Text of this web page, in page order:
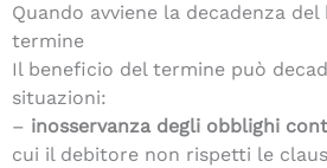
Quando avviene la decadenza
termine
Il beneficio del termine può
situazioni:
– inosservanza degli obblighi
cui il debitore non rispetti le